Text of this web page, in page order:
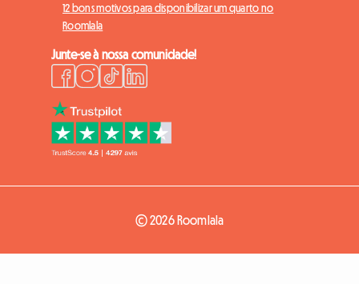
12 bons motivos para disponibilizar um quarto no
Roomlala
Junte-se à nossa comunidade!
© 2026 Roomlala